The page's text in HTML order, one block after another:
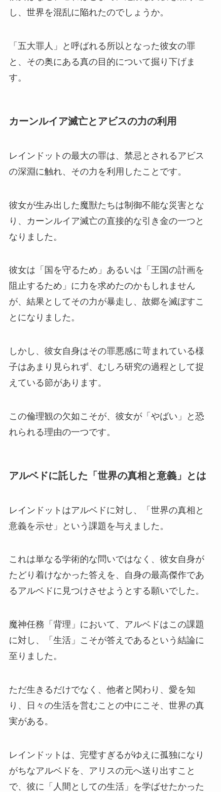
し、世界を混乱に陥れたのでしょうか。
「五大罪人」と呼ばれる所以となった彼女の罪
と、その奥にある真の目的について掘り下げま
す。
カーンルイア滅亡とアビスの力の利用
レインドットの最大の罪は、禁忌とされるアビス
の深淵に触れ、その力を利用したことです。
彼女が生み出した魔獣たちは制御不能な災害とな
り、カーンルイア滅亡の直接的な引き金の一つと
なりました。
彼女は「国を守るため」あるいは「王国の計画を
阻止するため」に力を求めたのかもしれません
が、結果としてその力が暴走し、故郷を滅ぼすこ
とになりました。
しかし、彼女自身はその罪悪感に苛まれている様
子はあまり見られず、むしろ研究の過程として捉
えている節があります。
この倫理観の欠如こそが、彼女が「やばい」と恐
れられる理由の一つです。
アルベドに託した「世界の真相と意義」とは
レインドットはアルベドに対し、「世界の真相と
意義を示せ」という課題を与えました。
これは単なる学術的な問いではなく、彼女自身が
たどり着けなかった答えを、自身の最高傑作であ
るアルベドに見つけさせようとする願いでした。
魔神任務「背理」において、アルベドはこの課題
に対し、「生活」こそが答えであるという結論に
至りました。
ただ生きるだけでなく、他者と関わり、愛を知
り、日々の生活を営むことの中にこそ、世界の真
実がある。
レインドットは、完璧すぎるがゆえに孤独になり
がちなアルベドを、アリスの元へ送り出すこと
で、彼に「人間としての生活」を学ばせたかった